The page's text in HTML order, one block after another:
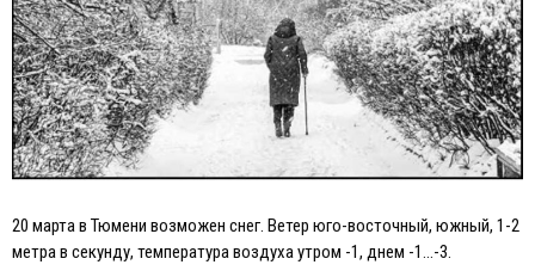
20 марта в Тюмени возможен снег. Ветер юго-восточный, южный, 1-2
метра в секунду, температура воздуха утром -1, днем -1…-3.